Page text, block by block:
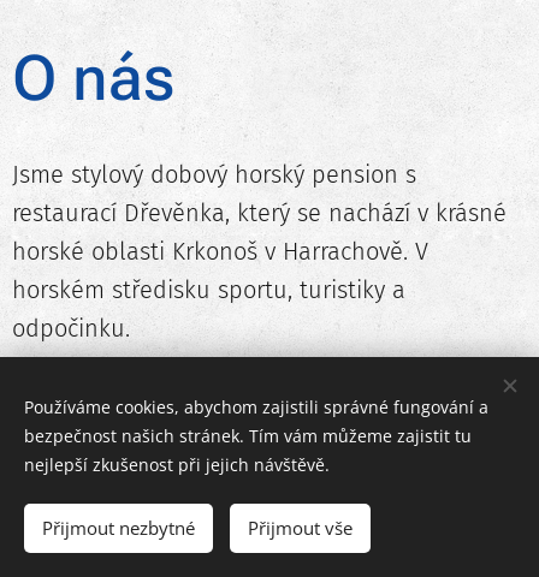
O nás
Jsme stylový dobový horský pension s
restaurací Dřevěnka, který se nachází v krásné
horské oblasti Krkonoš v Harrachově. V
horském středisku sportu, turistiky a
odpočinku.
vlastním sociálním zařízením a televizí. Pro
naše hosty je k dispozici také kuchyňka, kde si
mohou sami připravit své oblíbené pokrmy a
společně hodovat a posedět.
Používáme cookies, abychom zajistili správné fungování a
bezpečnost našich stránek. Tím vám můžeme zajistit tu
nejlepší zkušenost při jejich návštěvě.
Přijmout nezbytné Přijmout vše